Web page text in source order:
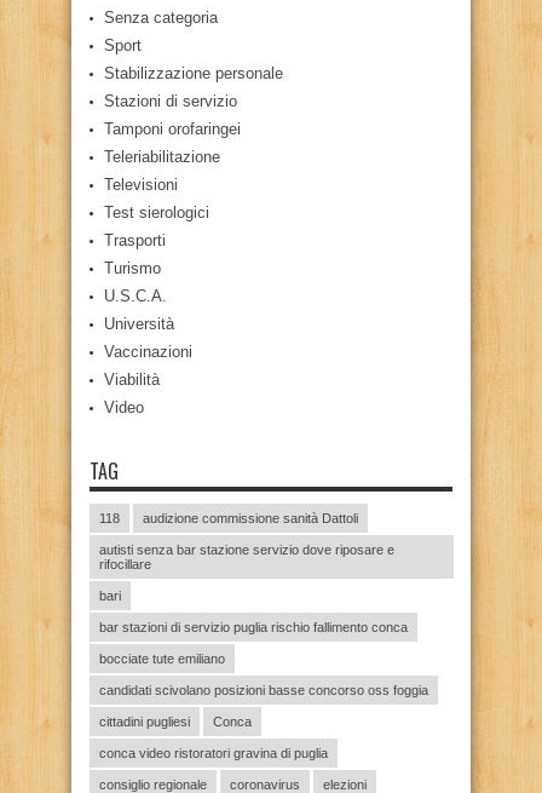
Senza categoria
Sport
Stabilizzazione personale
Stazioni di servizio
Tamponi orofaringei
Teleriabilitazione
Televisioni
Test sierologici
Trasporti
Turismo
U.S.C.A.
Università
Vaccinazioni
Viabilità
Video
TAG
118 audizione commissione sanità Dattoli
autisti senza bar stazione servizio dove riposare e
rifocillare
bari
bar stazioni di servizio puglia rischio fallimento conca
bocciate tute emiliano
candidati scivolano posizioni basse concorso oss foggia
cittadini pugliesi Conca
conca video ristoratori gravina di puglia
consiglio regionale coronavirus elezioni